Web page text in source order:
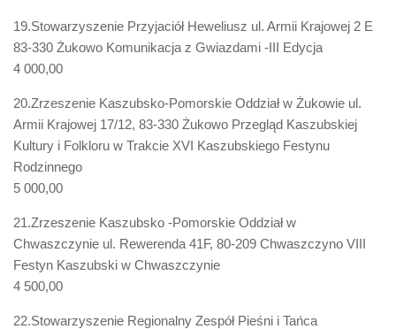
19.Stowarzyszenie Przyjaciół Heweliusz ul. Armii Krajowej 2 E
83-330 Żukowo Komunikacja z Gwiazdami -III Edycja
4 000,00
20.Zrzeszenie Kaszubsko-Pomorskie Oddział w Żukowie ul.
Armii Krajowej 17/12, 83-330 Żukowo Przegląd Kaszubskiej
Kultury i Folkloru w Trakcie XVI Kaszubskiego Festynu
Rodzinnego
5 000,00
21.Zrzeszenie Kaszubsko -Pomorskie Oddział w
Chwaszczynie ul. Rewerenda 41F, 80-209 Chwaszczyno VIII
Festyn Kaszubski w Chwaszczynie
4 500,00
22.Stowarzyszenie Regionalny Zespół Pieśni i Tańca